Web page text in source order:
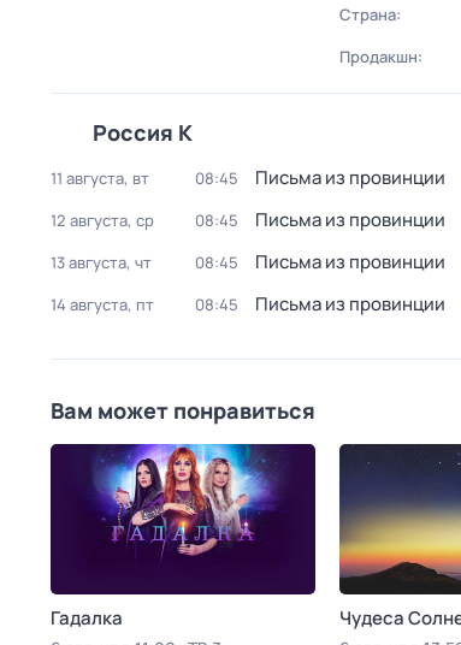
Страна:
Продакшн:
Россия К
11 августа, вт 08:45 Письма из провинции
12 августа, ср 08:45 Письма из провинции
13 августа, чт 08:45 Письма из провинции
14 августа, пт 08:45 Письма из провинции
Вам может понравиться
Гадалка Чудеса